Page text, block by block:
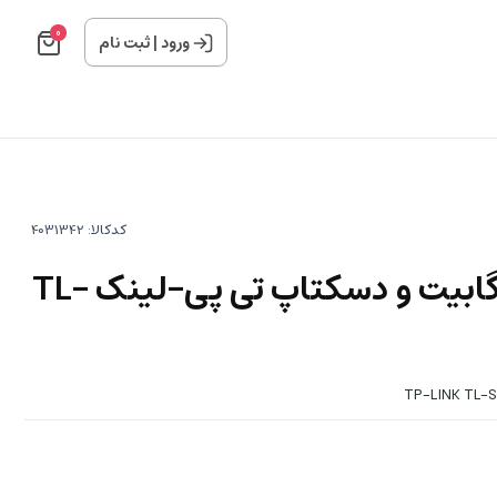
ورود|ثبت نام 0
کدکالا:
سوییچ 8 پورت گیگابیت و دسکتاپ تی پی-لینک TL-
TP-LINK TL-